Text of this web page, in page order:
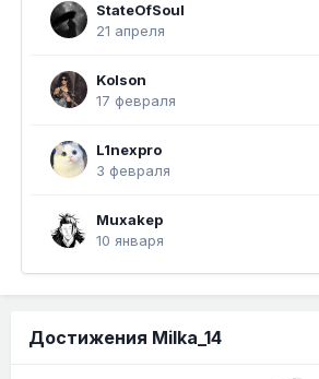
StateOfSoul
21 апреля
Kolson
17 февраля
L1nexpro
3 февраля
Muxakep
10 января
Достижения Milka_14